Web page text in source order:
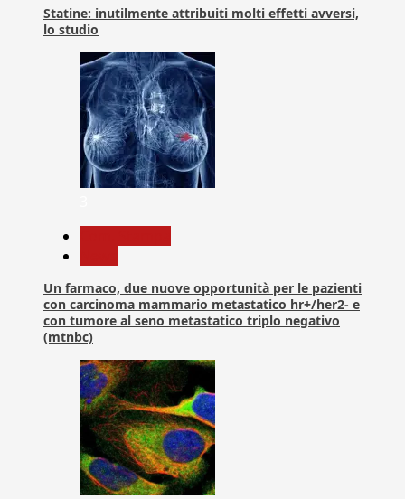
Statine: inutilmente attribuiti molti effetti avversi,
lo studio
Un farmaco, due nuove opportunità per le pazienti
con carcinoma mammario metastatico hr+/her2- e
con tumore al seno metastatico triplo negativo
(mtnbc)